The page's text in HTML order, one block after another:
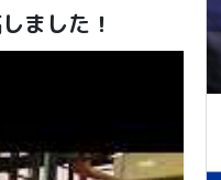
ました！